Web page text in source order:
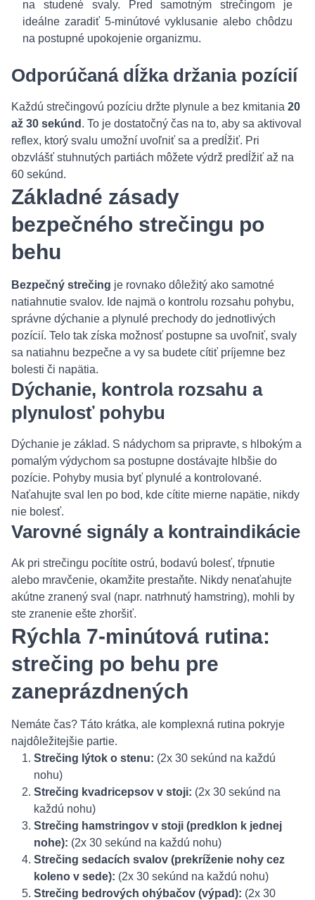
na studené svaly. Pred samotným strečingom je
ideálne zaradiť 5-minútové vyklusanie alebo chôdzu
na postupné upokojenie organizmu.
Odporúčaná dĺžka držania pozícií
Každú strečingovú pozíciu držte plynule a bez kmitania 20
až 30 sekúnd . To je dostatočný čas na to, aby sa aktivoval
reflex, ktorý svalu umožní uvoľniť sa a predĺžiť. Pri
obzvlášť stuhnutých partiách môžete výdrž predĺžiť až na
60 sekúnd.
Základné zásady
bezpečného strečingu po
behu
Bezpečný strečing je rovnako dôležitý ako samotné
natiahnutie svalov. Ide najmä o kontrolu rozsahu pohybu,
správne dýchanie a plynulé prechody do jednotlivých
pozícií. Telo tak získa možnosť postupne sa uvoľniť, svaly
sa natiahnu bezpečne a vy sa budete cítiť príjemne bez
bolesti či napätia.
Dýchanie, kontrola rozsahu a
plynulosť pohybu
Dýchanie je základ. S nádychom sa pripravte, s hlbokým a
pomalým výdychom sa postupne dostávajte hlbšie do
pozície. Pohyby musia byť plynulé a kontrolované.
Naťahujte sval len po bod, kde cítite mierne napätie, nikdy
nie bolesť.
Varovné signály a kontraindikácie
Ak pri strečingu pocítite ostrú, bodavú bolesť, tŕpnutie
alebo mravčenie, okamžite prestaňte. Nikdy nenaťahujte
akútne zranený sval (napr. natrhnutý hamstring), mohli by
ste zranenie ešte zhoršiť.
Rýchla 7-minútová rutina:
strečing po behu pre
zaneprázdnených
Nemáte čas? Táto krátka, ale komplexná rutina pokryje
najdôležitejšie partie.
Strečing lýtok o stenu: (2x 30 sekúnd na každú
nohu)
Strečing kvadricepsov v stoji: (2x 30 sekúnd na
každú nohu)
Strečing hamstringov v stoji (predklon k jednej
nohe): (2x 30 sekúnd na každú nohu)
Strečing sedacích svalov (prekríženie nohy cez
koleno v sede): (2x 30 sekúnd na každú nohu)
Strečing bedrových ohýbačov (výpad): (2x 30